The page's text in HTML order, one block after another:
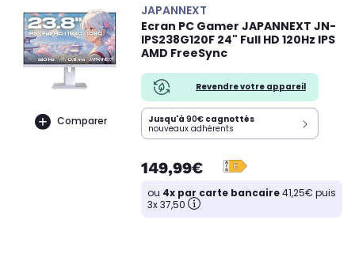
Comparer
JAPANNEXT
Ecran PC Gamer JAPANNEXT JN-
IPS238G120F 24" Full HD 120Hz IPS
AMD FreeSync
Revendre votre appareil
Jusqu'à 90€ cagnottés
nouveaux adhérents
149,99€
ou 4x par carte bancaire41,25€ puis
3x 37,50